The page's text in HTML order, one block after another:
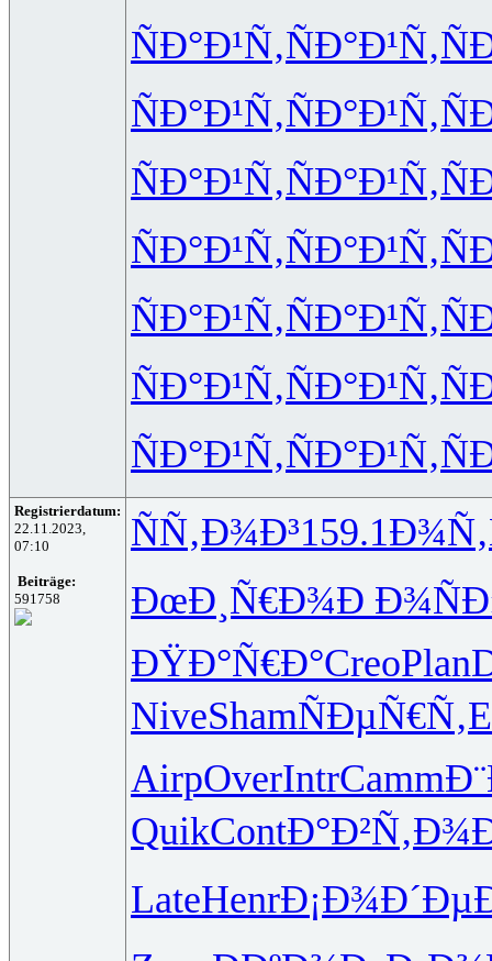
ÑÐ°Ð¹Ñ‚ÑÐ°Ð¹Ñ‚
ÑÐ°Ð¹Ñ‚ÑÐ°Ð¹Ñ‚
ÑÐ°Ð¹Ñ‚ÑÐ°Ð¹Ñ‚
ÑÐ°Ð¹Ñ‚ÑÐ°Ð¹Ñ‚
ÑÐ°Ð¹Ñ‚ÑÐ°Ð¹Ñ‚
ÑÐ°Ð¹Ñ‚ÑÐ°Ð¹Ñ‚
ÑÐ°Ð¹Ñ‚ÑÐ°Ð¹Ñ‚
Registrierdatum:
22.11.2023,
07:10
Beiträge:
591758
ÑÑ‚Ð¾Ð³159.1
ÐœÐ¸Ñ€Ð¾Ð
ÐŸÐ°Ñ€Ð°CreoPlan
NiveShamÑÐµÑ€Ñ‚
AirpOverIntrCamm
QuikContÐ°Ð²Ñ‚Ð¾
LateHenrÐ¡Ð¾Ð´Ðµ